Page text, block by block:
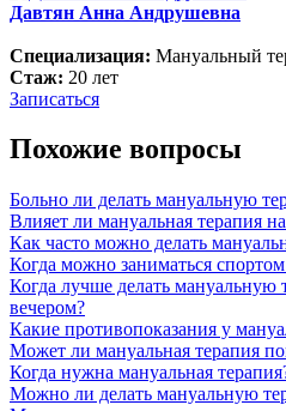
Давтян Анна Андрушевна
Специализация: Мануальный
Стаж: 20 лет
Записаться
Похожие вопросы
Больно ли делать мануальную
Влияет ли мануальная терапия
Как часто можно делать
Когда можно заниматься
Когда лучше делать
вечером?
Какие противопоказания у
Может ли мануальная терапия
Когда нужна мануальная
Можно ли делать мануальную